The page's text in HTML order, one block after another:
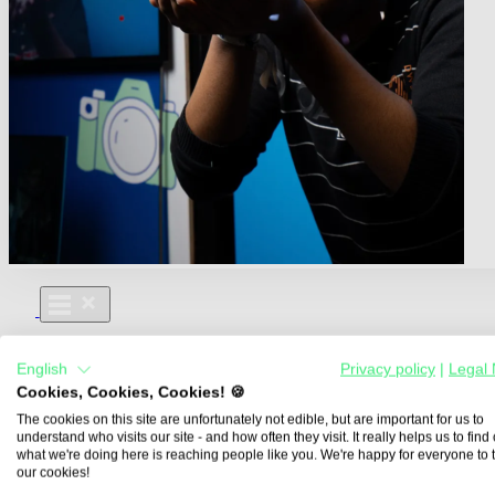
Aus- und Weiterbildungen
Für Lehre & Ausbildung
Media For You
Über Uns
English Privacy policy
Legal
Cookies, Cookies, Cookies! 🍪
The cookies on this site are unfortunately not edible, but are important for us to
understand who visits our site - and how often they visit. It really helps us to find
what we're doing here is reaching people like you. We're happy for everyone to
our cookies!